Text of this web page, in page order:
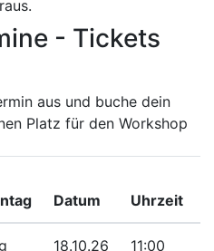
- Tickets
aus und buche dein
Platz für den Workshop
Datum Uhrzeit
18.10.26 11:00